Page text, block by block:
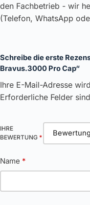
den Fachbetrieb - wir
(Telefon, WhatsApp
Schreibe die erste
Bravus.3000 Pro Cap“
Ihre E-Mail-Adresse
Erforderliche Felder
IHRE
BEWERTUNG *
Name *